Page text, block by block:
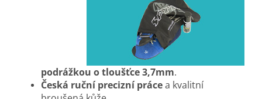
podrážkou o tloušťce 3,7mm.
Česká ruční precizní prácea kvalitní